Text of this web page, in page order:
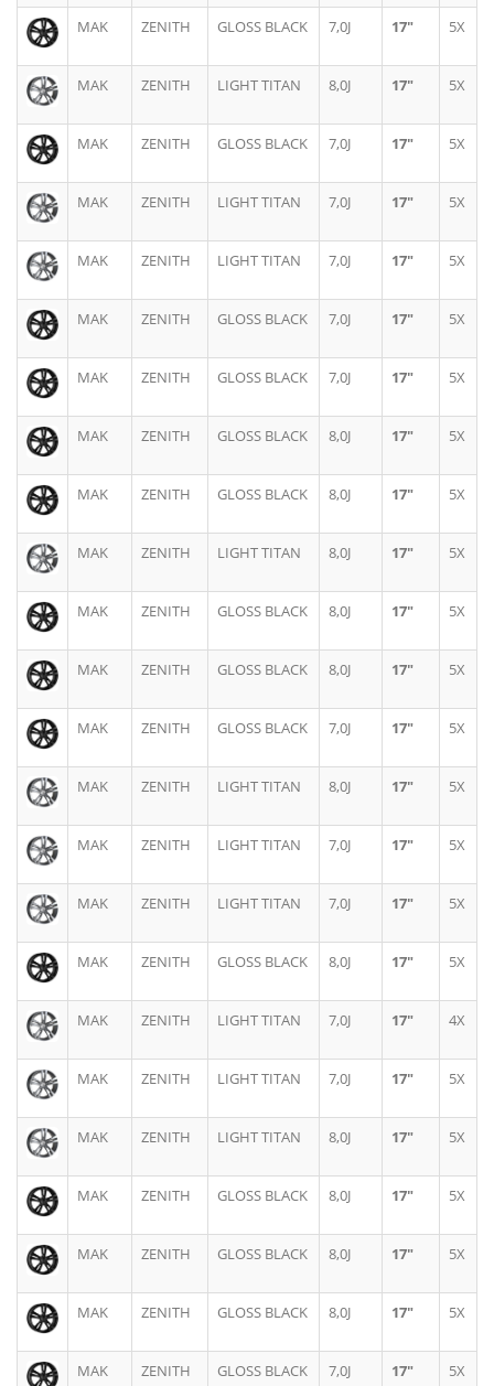
MAK ZENITH GLOSS BLACK 7,0J 17" 5X
MAK ZENITH LIGHT TITAN 8,0J 17" 5X
MAK ZENITH GLOSS BLACK 7,0J 17" 5X
MAK ZENITH LIGHT TITAN 7,0J 17" 5X
MAK ZENITH LIGHT TITAN 7,0J 17" 5X
MAK ZENITH GLOSS BLACK 7,0J 17" 5X
MAK ZENITH GLOSS BLACK 7,0J 17" 5X
MAK ZENITH GLOSS BLACK 8,0J 17" 5X
MAK ZENITH GLOSS BLACK 8,0J 17" 5X
MAK ZENITH LIGHT TITAN 8,0J 17" 5X
MAK ZENITH GLOSS BLACK 8,0J 17" 5X
MAK ZENITH GLOSS BLACK 8,0J 17" 5X
MAK ZENITH GLOSS BLACK 7,0J 17" 5X
MAK ZENITH LIGHT TITAN 8,0J 17" 5X
MAK ZENITH LIGHT TITAN 7,0J 17" 5X
MAK ZENITH LIGHT TITAN 7,0J 17" 5X
MAK ZENITH GLOSS BLACK 8,0J 17" 5X
MAK ZENITH LIGHT TITAN 7,0J 17" 4X
MAK ZENITH LIGHT TITAN 7,0J 17" 5X
MAK ZENITH LIGHT TITAN 8,0J 17" 5X
MAK ZENITH GLOSS BLACK 8,0J 17" 5X
MAK ZENITH GLOSS BLACK 8,0J 17" 5X
MAK ZENITH GLOSS BLACK 8,0J 17" 5X
MAK ZENITH GLOSS BLACK 7,0J 17" 5X